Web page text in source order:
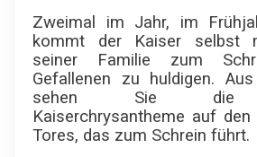
Zweimal im Jahr, im
kommt der Kaiser selbst
seiner Familie zum
Gefallenen zu huldigen.
sehen Sie die
Kaiserchrysantheme auf den
Tores, das zum Schrein führt.